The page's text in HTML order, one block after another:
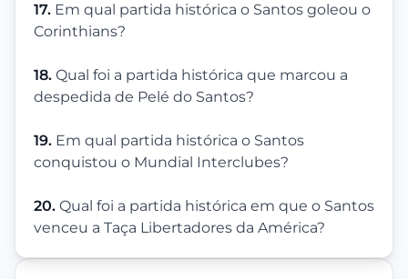
17. Em qual partida histórica o Santos goleou o
Corinthians?
18. Qual foi a partida histórica que marcou a
despedida de Pelé do Santos?
19. Em qual partida histórica o Santos
conquistou o Mundial Interclubes?
20. Qual foi a partida histórica em que o Santos
venceu a Taça Libertadores da América?